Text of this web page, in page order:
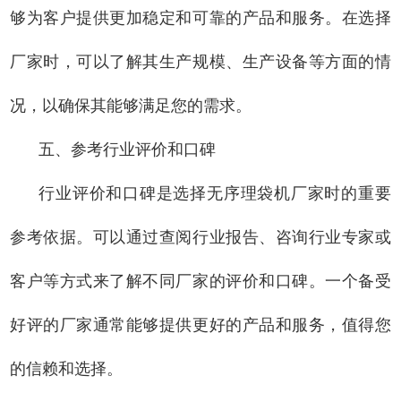
够为客户提供更加稳定和可靠的产品和服务。在选择
厂家时，可以了解其生产规模、生产设备等方面的情
况，以确保其能够满足您的需求。
五、参考行业评价和口碑
行业评价和口碑是选择无序理袋机厂家时的重要
参考依据。可以通过查阅行业报告、咨询行业专家或
客户等方式来了解不同厂家的评价和口碑。一个备受
好评的厂家通常能够提供更好的产品和服务，值得您
的信赖和选择。